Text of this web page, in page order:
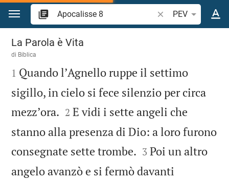
Vai al contenuto
Ricerca verso
PEV
Apocalisse 8
La Parola è Vita
di Biblica

1 Quando lʼAgnello ruppe il settimo
sigillo, in cielo si fece silenzio per circa
mezzʼora. 

2 E vidi i sette angeli che
stanno alla presenza di Dio: a loro furono
consegnate sette trombe. 

3 Poi un altro
angelo avanzò e si fermò davanti